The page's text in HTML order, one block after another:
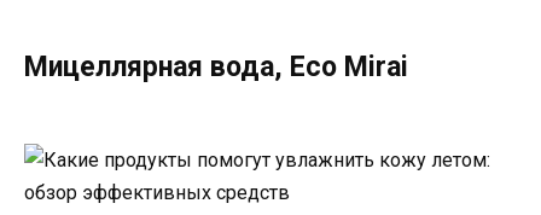
Мицеллярная вода, Eco Mirai